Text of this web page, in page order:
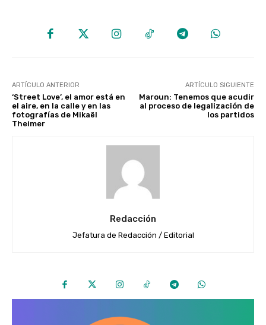
ARTÍCULO ANTERIOR
‘Street Love’, el amor está en
el aire, en la calle y en las
fotografías de Mikaël
Theimer
ARTÍCULO SIGUIENTE
Maroun: Tenemos que acudir
al proceso de legalización de
los partidos
Redacción
Jefatura de Redacción / Editorial